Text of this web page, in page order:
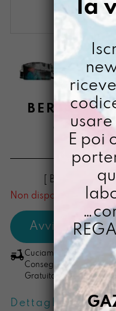
CON
€
[ Borse Borsa a
Non disponibile al
Cuciamo ogni ordine
Consegna in 4/5 giorni
Gratuita per ordini di
Dettagli prodotto
la
usare
E poi